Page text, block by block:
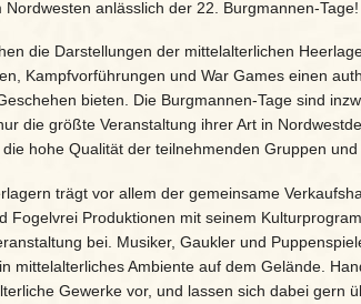
Nordwesten anlässlich der 22. Burgmannen-Tage!
die Darstellungen der mittelalterlichen
Kampfvorführungen und War Games einen
bieten. Die Burgmannen-Tage sind
die größte Veranstaltung ihrer Art in
hohe Qualität der teilnehmenden Gruppen und
trägt vor allem der gemeinsame
Fogelvrei Produktionen mit seinem
bei. Musiker, Gaukler und
mittelalterliches Ambiente auf dem Gelände.
Gewerke vor, und lassen sich dabei gern